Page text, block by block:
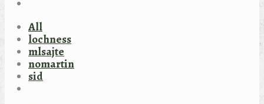
All
lochness
mlsajte
nomartin
sid